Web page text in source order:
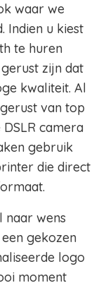
waar we
Indien u kiest
te huren
zijn dat
kwaliteit. Al
van top
camera
gebruik
die direct
naar wens
gekozen
logo
moment